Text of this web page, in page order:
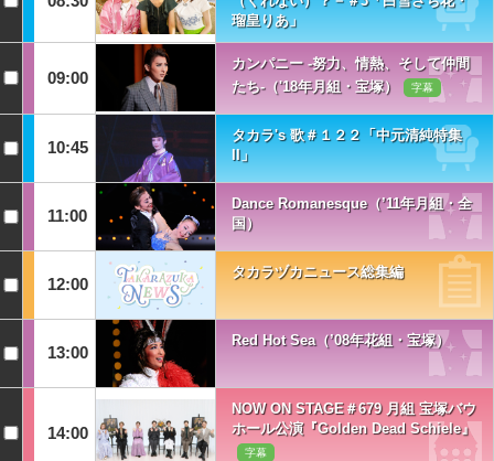
瑠皇りあ」
09:00
カンパニー -努力、情熱、そして仲間
たち-（'18年月組・宝塚）
字幕
10:45
タカラ's 歌＃１２２「中元清純特集
II」
11:00
Dance Romanesque（’11年月組・全
国）
12:00
タカラヅカニュース総集編
13:00
Red Hot Sea（’08年花組・宝塚）
14:00
NOW ON STAGE＃679 月組 宝塚バウ
ホール公演『Golden Dead Schiele』
字幕